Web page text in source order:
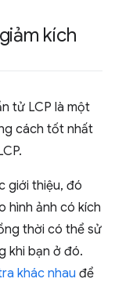
kích
tử LCP là một
cách tốt nhất
giới thiệu, đó
hình ảnh có kích
thời có thể sử
khi bạn ở đó.
khác nhau để